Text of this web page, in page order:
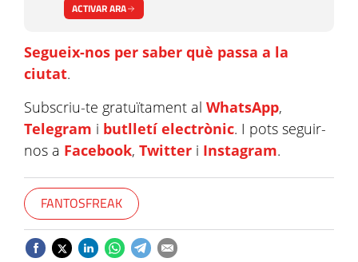
ACTIVAR ARA
Segueix-nos per saber què passa a la
ciutat.
Subscriu-te gratuïtament al WhatsApp,
Telegram i butlletí electrònic. I pots seguir-
nos a Facebook, Twitter i Instagram.
FANTOSFREAK